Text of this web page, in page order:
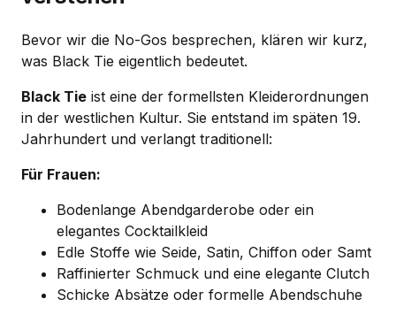
Bevor wir die No-Gos besprechen, klären wir kurz,
was Black Tie eigentlich bedeutet.
Black Tie ist eine der formellsten Kleiderordnungen
in der westlichen Kultur. Sie entstand im späten 19.
Jahrhundert und verlangt traditionell:
Für Frauen:
Bodenlange Abendgarderobe oder ein
elegantes Cocktailkleid
Edle Stoffe wie Seide, Satin, Chiffon oder Samt
Raffinierter Schmuck und eine elegante Clutch
Schicke Absätze oder formelle Abendschuhe